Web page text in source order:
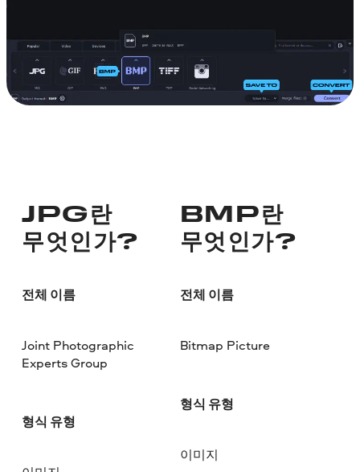
JPG란
무엇인가?
전체 이름
Joint Photographic
Experts Group
형식 유형
BMP란
무엇인가?
전체 이름
Bitmap Picture
형식 유형
이미지